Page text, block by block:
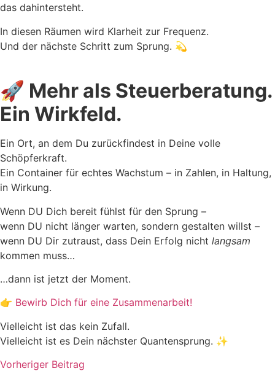
das dahintersteht.
In diesen Räumen wird Klarheit zur Frequenz.
Und der nächste Schritt zum Sprung. 💫
🚀 Mehr als Steuerberatung.
Ein Wirkfeld.
Ein Ort, an dem Du zurückfindest in Deine volle
Schöpferkraft.
Ein Container für echtes Wachstum – in Zahlen, in Haltung,
in Wirkung.
Wenn DU Dich bereit fühlst für den Sprung –
wenn DU nicht länger warten, sondern gestalten willst –
wenn DU Dir zutraust, dass Dein Erfolg nicht langsam
kommen muss…
…dann ist jetzt der Moment.
👉 Bewirb Dich für eine Zusammenarbeit!
Vielleicht ist das kein Zufall.
Vielleicht ist es Dein nächster Quantensprung. ✨
Vorheriger Beitrag